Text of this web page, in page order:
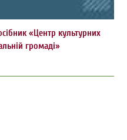
«Центр культурних
громаді»